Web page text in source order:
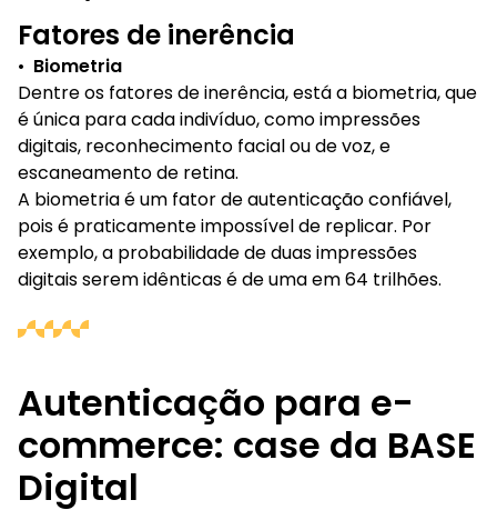
Fatores de inerência
• Biometria
Dentre os fatores de inerência, está a biometria, que
é única para cada indivíduo, como impressões
digitais, reconhecimento facial ou de voz, e
escaneamento de retina.
A biometria é um fator de autenticação confiável,
pois é praticamente impossível de replicar. Por
exemplo, a probabilidade de duas impressões
digitais serem idênticas é de uma em 64 trilhões.
Autenticação para e-
commerce: case da BASE
Digital